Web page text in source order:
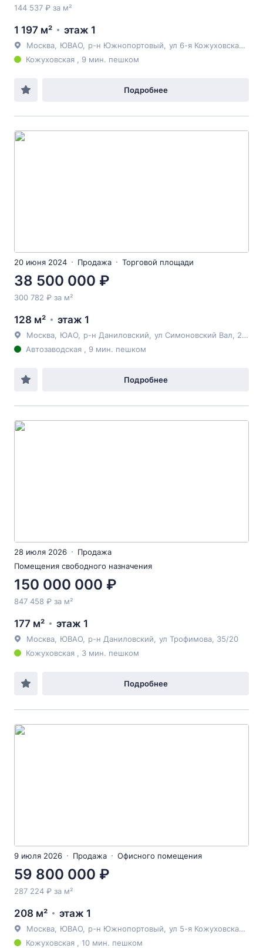
144 537 ₽ за м²
1 197 м² этаж 1
Москва ЮВАО р-н Южнопортовый ул 6-я Кожуховская , 17
Кожуховская , 9 мин. пешком
Подробнее
20 июня 2024 Продажа Торговой площади
38 500 000 ₽
300 782 ₽ за м²
128 м² этаж 1
Москва ЮАО р-н Даниловский ул Симоновский Вал , 26к2
Автозаводская , 9 мин. пешком
Подробнее
28 июля 2026
Продажа
Помещения свободного назначения
150 000 000 ₽
847 458 ₽ за м²
177 м² этаж 1
Москва ЮВАО р-н Даниловский ул Трофимова , 35/20
Кожуховская , 3 мин. пешком
Подробнее
9 июля 2026 Продажа Офисного помещения
59 800 000 ₽
287 224 ₽ за м²
208 м² этаж 1
Москва ЮВАО р-н Южнопортовый ул 5-я Кожуховская , 18к1
Кожуховская , 10 мин. пешком